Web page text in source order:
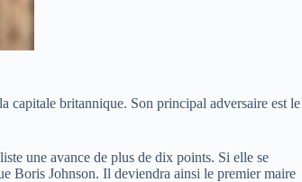
capitale britannique. Son principal adversaire est le
une avance de plus de dix points. Si elle se
Boris Johnson. Il deviendra ainsi le premier maire